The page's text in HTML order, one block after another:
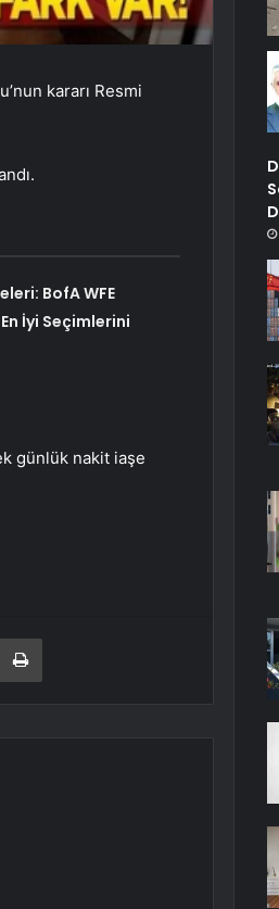
kararı Resmi
BofA WFE
İyi Seçimlerini
günlük nakit iaşe
ile paylaş Yazdır